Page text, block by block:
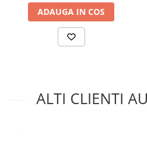
ADAUGA IN COS
ALTI CLIENTI